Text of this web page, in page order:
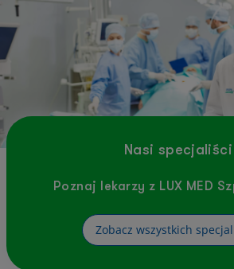
Nasi specjaliści
Poznaj lekarzy z LUX MED
Zobacz wszystkich